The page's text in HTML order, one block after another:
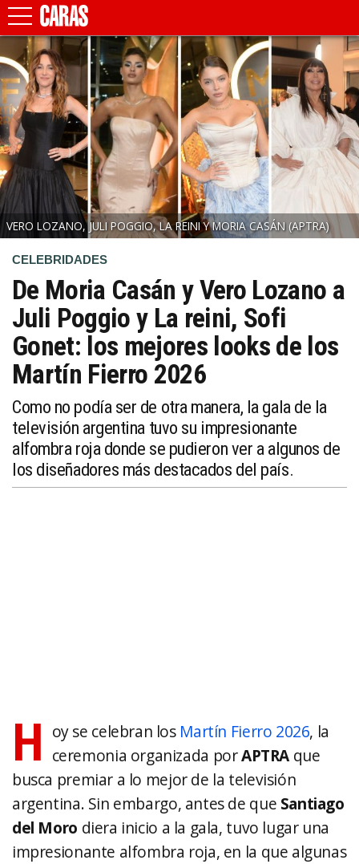
VERO LOZANO, JULI POGGIO, LA REINI Y MORIA CASÁN (APTRA)
CELEBRIDADES
De Moria Casán y Vero Lozano a
Juli Poggio y La reini, Sofi
Gonet: los mejores looks de los
Martín Fierro 2026
Como no podía ser de otra manera, la gala de la
televisión argentina tuvo su impresionante
alfombra roja donde se pudieron ver a algunos de
los diseñadores más destacados del país.
H oy se celebran los Martín Fierro 2026, la
ceremonia organizada porAPTRA que
busca premiar a lo mejor de la televisión
argentina. Sin embargo, antes de que Santiago
del Moro diera inicio a la gala, tuvo lugar una
impresionante alfombra roja, en la que algunas